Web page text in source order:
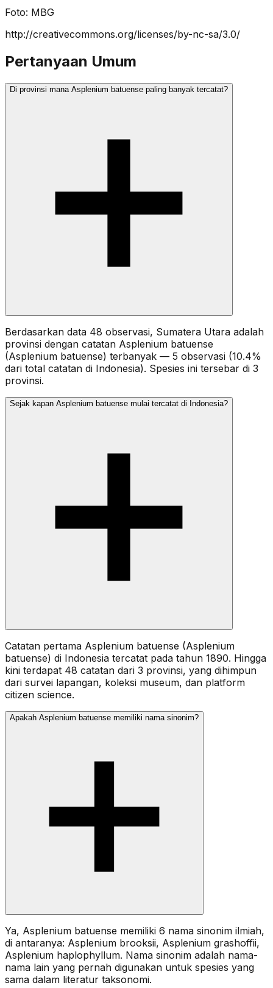
Foto: MBG
http://creativecommons.org/licenses/by-nc-sa/3.0/
Pertanyaan Umum
Di provinsi mana Asplenium batuense paling banyak tercatat?
Berdasarkan data 48 observasi, Sumatera Utara adalah
provinsi dengan catatan Asplenium batuense
(Asplenium batuense) terbanyak — 5 observasi (10.4%
dari total catatan di Indonesia). Spesies ini tersebar di 3
provinsi.
Sejak kapan Asplenium batuense mulai tercatat di Indonesia?
Catatan pertama Asplenium batuense (Asplenium
batuense) di Indonesia tercatat pada tahun 1890. Hingga
kini terdapat 48 catatan dari 3 provinsi, yang dihimpun
dari survei lapangan, koleksi museum, dan platform
citizen science.
Apakah Asplenium batuense memiliki nama sinonim?
Ya, Asplenium batuense memiliki 6 nama sinonim ilmiah,
di antaranya: Asplenium brooksii, Asplenium grashoffii,
Asplenium haplophyllum. Nama sinonim adalah nama-
nama lain yang pernah digunakan untuk spesies yang
sama dalam literatur taksonomi.